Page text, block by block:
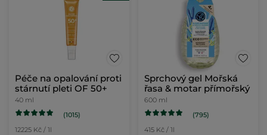
Péče na opalování proti
stárnutí pleti OF 50+
40 ml
(1015)
12225 Kč / 1l
Sprchový gel Mořská
řasa & motar přímořský
600 ml
(795)
415 Kč / 1l